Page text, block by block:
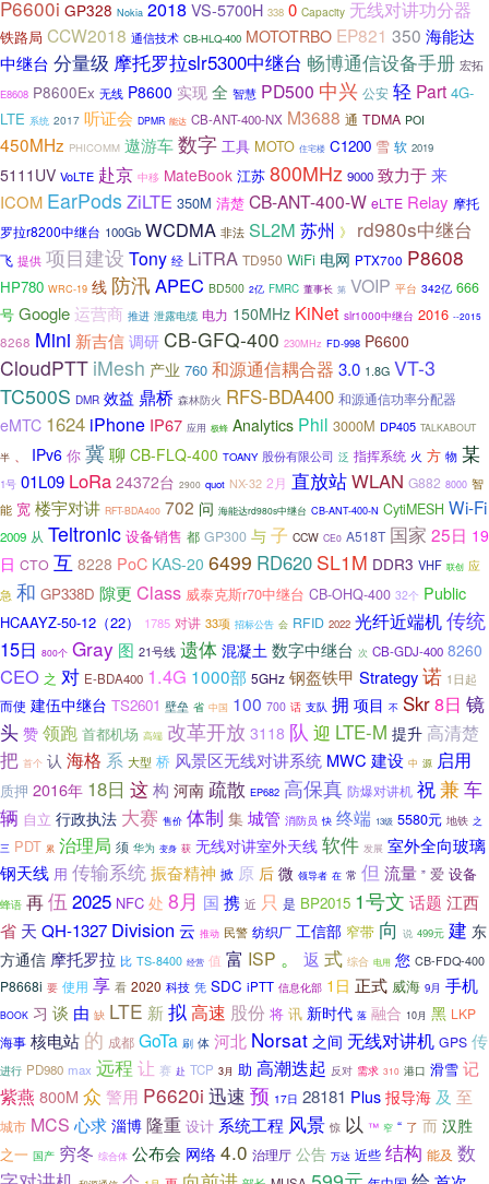
P6600i GP328 Nokia 2018VS-5700H 338 0 Capacity 无线对讲功分器
铁路局 CCW2018 通信技术 CB-HLQ-400 MOTOTRBO EP821 350 海能达
中继台 分量级 摩托罗拉slr5300中继台 畅博通信设备手册 宏拓
E8608 P8600Ex 无线 P8600 实现全 智慧 PD500 中兴 公安 轻 Part 4G-
LTE 系统 2017 听证会 DPMR 能达 CB-ANT-400-NX M3688 通 TDMA POI
450MHz PHICOMM 遨游车数字 工具 MOTO 住宅楼 C1200 雪 软 2019
5111UV VoLTE 赴京 中移 MateBook 江苏 800MHz 9000 致力于来
ICOM EarPods ZiLTE 350M 清楚 CB-ANT-400-W eLTE Relay 摩托
罗拉r8200中继台 100Gb WCDMA 非法 SL2M 苏州 》 rd980s中继台
飞 提供 项目建设 Tony 经 LiTRA TD950 WiFi 电网 PTX700 P8608
HP780 WRC-19 线 防汛APEC BD500 2亿 FMRC 董事长 第 VOIP 平台 342亿 666
号 Google 运营商 推进 泄露电缆 电力 150MHz KiNet slr1000中继台 2016 --2015
8268 Mini 新吉信 调研 CB-GFQ-400 230MHz FD-998 P6600
CloudPTT iMesh 产业 760 和源通信耦合器 3.0 1.8G VT-3
TC500S DMR 效益 鼎桥 森林防火 RFS-BDA400 和源通信功率分配器
eMTC 1624 iPhone IP67 应用 极蜂 Analytics Phil 3000M DP405 TALKABOUT
半 IPv6 你 冀聊 CB-FLQ-400 TOANY 股份有限公司 泛 指挥系统 火 方 物 某
1号 01L09 LoRa 24372台 2900 quot NX-32 2月 直放站WLAN G882 8000 智
能 宽 楼宇对讲 RFT-BDA400 702 问 海能达rd980s中继台 CB-ANT-400-N CytiMESH Wi-Fi
2009 从 Teltronic 设备销售 都 GP300 与 子 CCW CE0 A518T 国家 25日 19
日 CTO 互 8228 PoC KAS-20 6499 RD620 SL1M DDR3 VHF 联创 应
急 和 GP338D 隙更 Class 威泰克斯r70中继台 CB-OHQ-400 32个 Public
HCAAYZ-50-12（22） 1785 对讲 33项 招标公告 会 RFID 2022 光纤近端机传统
15日 800个 Gray 图 21号线 遗体 混凝土 数字中继台 次 CB-GDJ-400 8260
CEO 之 对 E-BDA400 1.4G 1000部 5GHz 钢盔铁甲 Strategy诺 1日起
而使 建伍中继台 TS2601 壁垒 省 中国 100 700 话 支队 拥 项目 不 Skr8日 镜
头 赞 领跑 首都机场 高端 改革开放 3118 队 迎 LTE-M 提升 高清楚
把 首个 认 海格 系 大型 桥 风景区无线对讲系统 MWC 建设 中 源 启用
质押 2016年 18日 这构 河南 疏散 EP682 高保真 防爆对讲机 祝兼车
辆 自立 行政执法 大赛 售价 体制 集 城管 消防员 快 终端 13级 5580元 地铁 之
三 PDT 累 治理局 须 华为 变身 获 无线对讲室外天线 软件 发展 室外全向玻璃
钢天线 用 传输系统振奋精神 掀 原 后 微 领导者 在 常 但 流量 ” 爱 设备
蜂语 再伍 2025 NFC 处 8月 国 携 近 只 是 BP2015 1号文 话题 江西
省 天 QH-1327 Division 云 推动 民警 纺织厂 工信部 窄带 向 说 499元 建 东
方通信 摩托罗拉 比 TS-8400 经营 值 富 ISP 。 返 式 综合 电用 您 CB-FDQ-400
P8668i 要 使用 享 看 2020 科技 凭 SDC iPTT 信息化部 1日 正式 威海 9月 手机
BOOK 习 谈 由 缺 LTE 新 拟高速 股份 将 讯 新时代 落 融合 10月 黑 LKP
海事 核电站 的 成都 GoTa 刷 体 河北 Norsat 之间 无线对讲机 GPS 传
进行 PD980 max 远程 让 赛 赴 TCP 3月 助 高潮迭起 反对 需求 310 港口 滑雪 记
紫燕 800M 众 警用 P6620i 迅速 预 17日 28181 Plus 报导海 及 至
城市 MCS 心求 淄博 隆重 设计 系统工程 风景 惊 以 ™ 窄 “ 了 而 汉胜
之一 国产 穷冬 综合体 公布会 网络 4.0 治理厅 公告 万达 近些 结构 能及 数